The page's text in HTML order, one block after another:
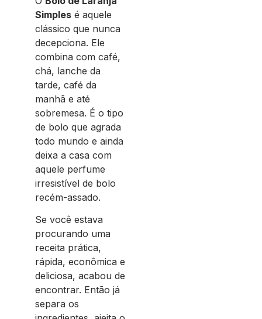
Simples é aquele
clássico que nunca
decepciona. Ele
combina com café,
chá, lanche da
tarde, café da
manhã e até
sobremesa. É o tipo
de bolo que agrada
todo mundo e ainda
deixa a casa com
aquele perfume
irresistível de bolo
recém-assado.
Se você estava
procurando uma
receita prática,
rápida, econômica e
deliciosa, acabou de
encontrar. Então já
separa os